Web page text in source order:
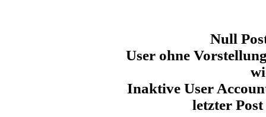
Null
User ohne
Inaktive User
letzter